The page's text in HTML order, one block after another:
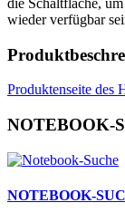
wieder verfügbar
Produktenseite des
NOTEBOOK-
NOTEBOOK-